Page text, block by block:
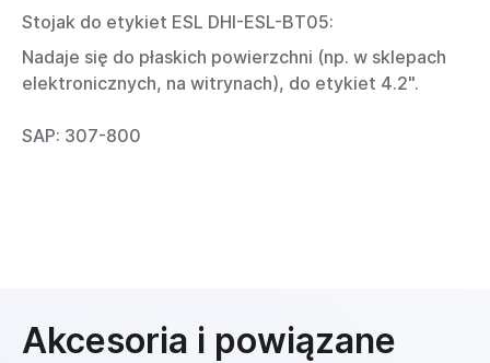
Stojak do etykiet ESL DHI-ESL-BT05:
Nadaje się do płaskich powierzchni (np. w sklepach
elektronicznych, na witrynach), do etykiet 4.2".
SAP: 307-800
Akcesoria i powiązane